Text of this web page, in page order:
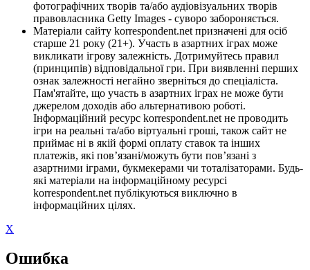
фотографічних творів та/або аудіовізуальних творів
правовласника Getty Images - суворо забороняється.
Матеріали сайту korrespondent.net призначені для осіб
старше 21 року (21+). Участь в азартних іграх може
викликати ігрову залежність. Дотримуйтесь правил
(принципів) відповідальної гри. При виявленні перших
ознак залежності негайно зверніться до спеціаліста.
Пам'ятайте, що участь в азартних іграх не може бути
джерелом доходів або альтернативою роботі.
Інформаційний ресурс korrespondent.net не проводить
ігри на реальні та/або віртуальні гроші, також сайт не
приймає ні в якій формі оплату ставок та інших
платежів, які пов’язані/можуть бути пов’язані з
азартними іграми, букмекерами чи тоталізаторами. Будь-
які матеріали на інформаційному ресурсі
korrespondent.net публікуються виключно в
інформаційних цілях.
X
Ошибка